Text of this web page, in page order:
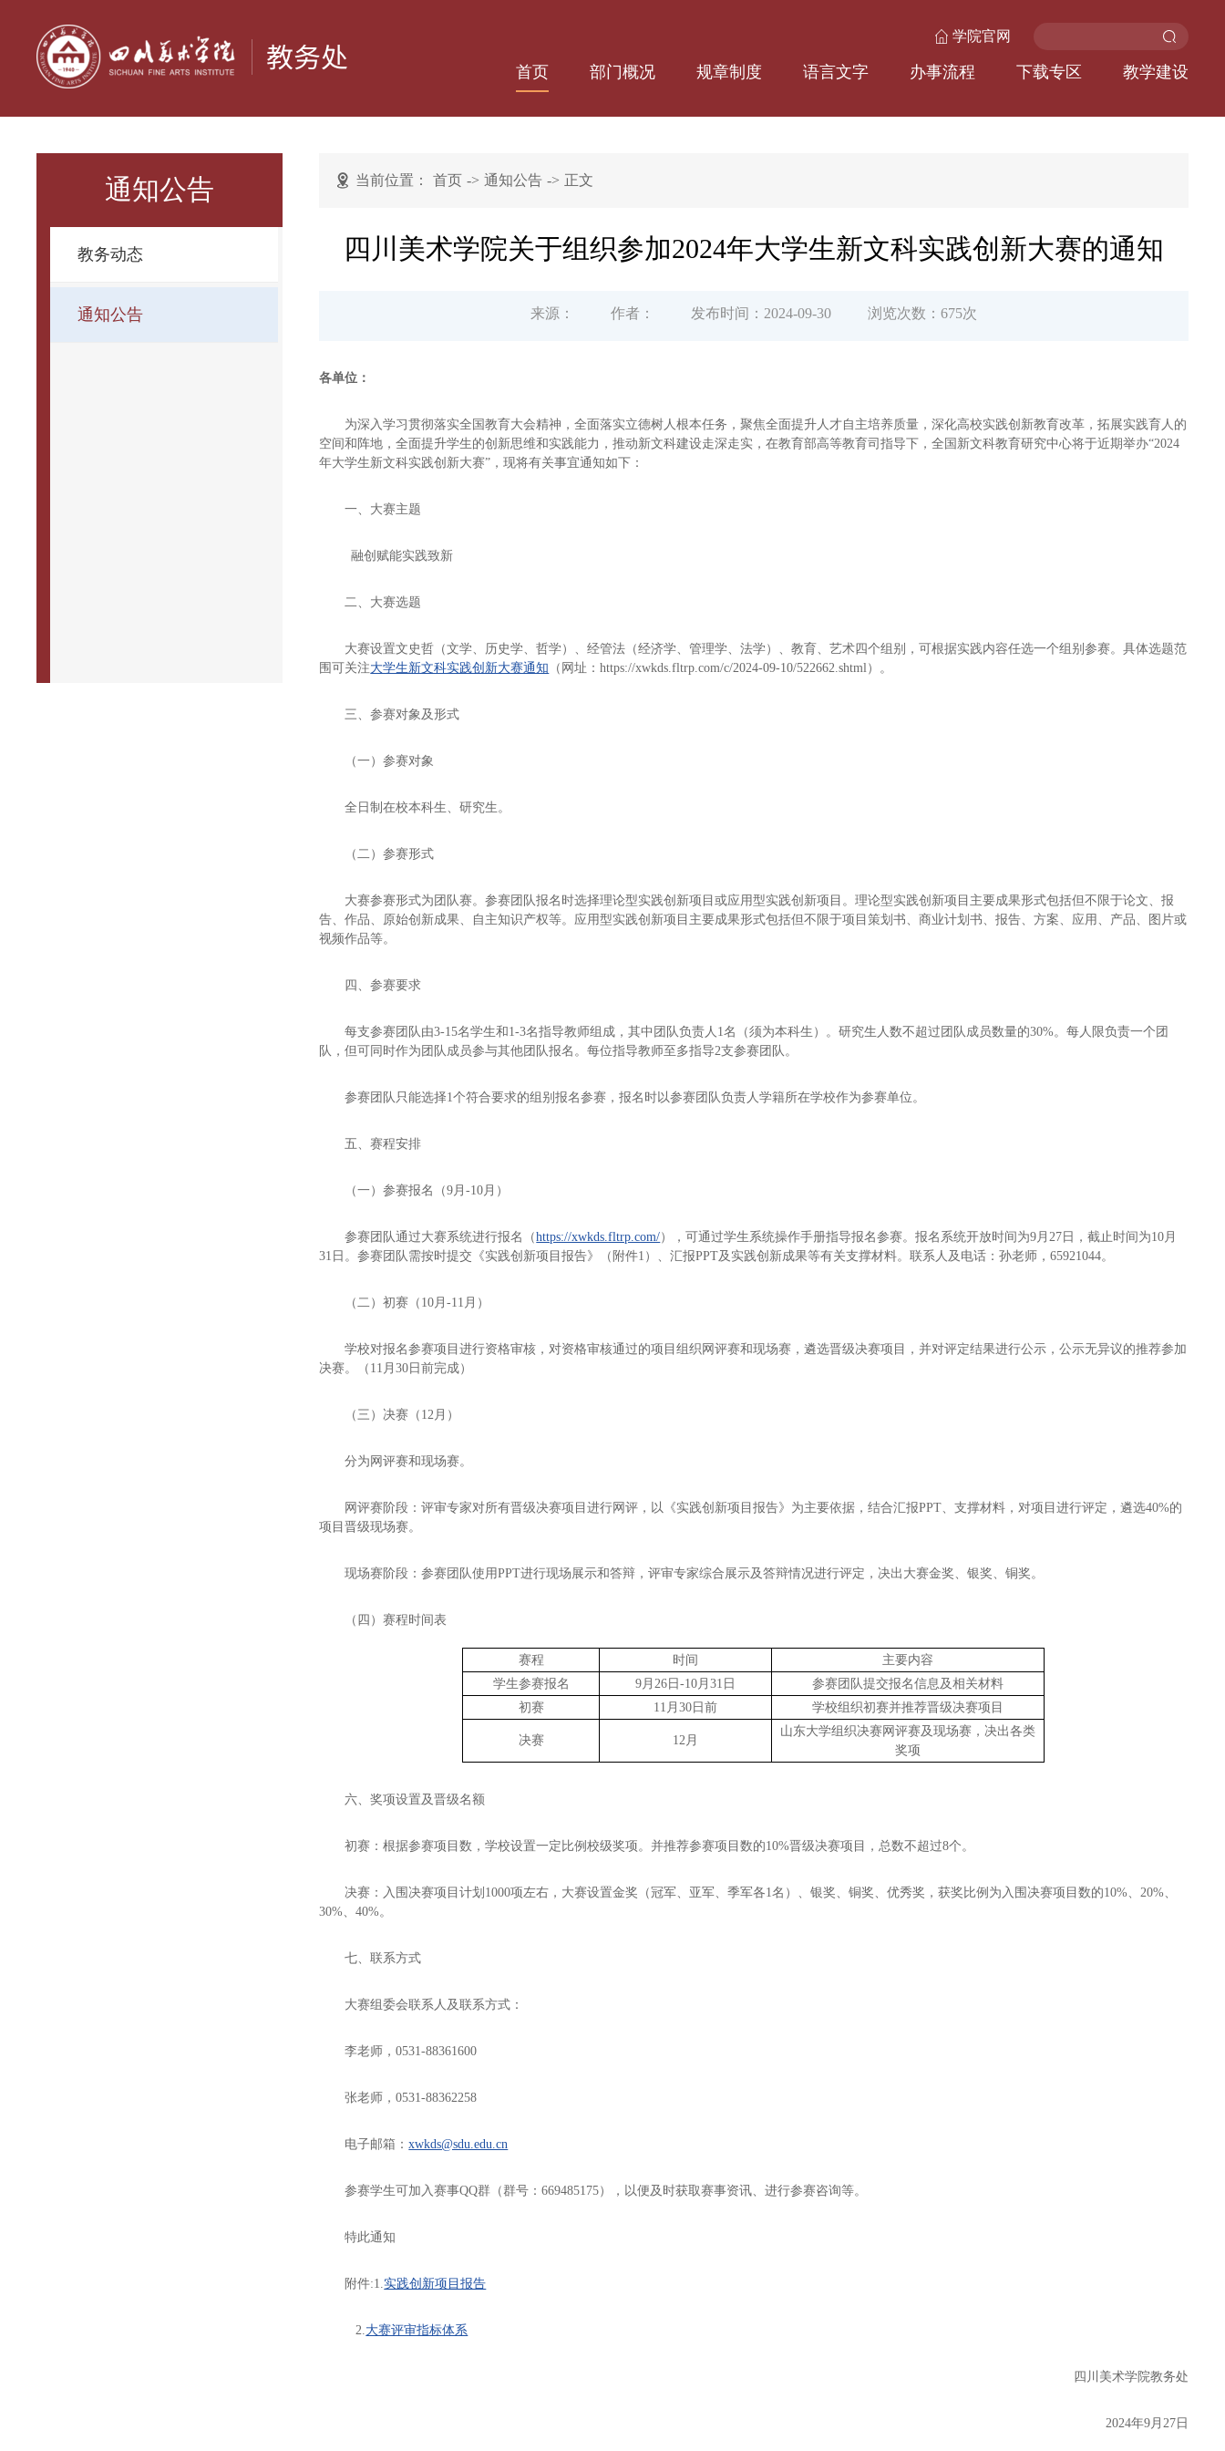
学院官网
首页 部门概况 规章制度 语言文字 办事流程 下载专区 教学建设
通知公告
教务动态
通知公告
当前位置： 首页 -> 通知公告 -> 正文
四川美术学院关于组织参加2024年大学生新文科实践创新大赛的通知
来源： 作者： 发布时间：2024-09-30 浏览次数： 675次
各单位：
为深入学习贯彻落实全国教育大会精神，全面落实立德树人根本任务，聚焦全面提升人才自主培养质量，深化高校实践创新教育改革，拓展实践育人的
空间和阵地，全面提升学生的创新思维和实践能力，推动新文科建设走深走实，在教育部高等教育司指导下，全国新文科教育研究中心将于近期举办“2024
年大学生新文科实践创新大赛”，现将有关事宜通知如下：
一、大赛主题
融创赋能实践致新
二、大赛选题
大赛设置文史哲（文学、历史学、哲学）、经管法（经济学、管理学、法学）、教育、艺术四个组别，可根据实践内容任选一个组别参赛。具体选题范
围可关注大学生新文科实践创新大赛通知 （网址：https://xwkds.fltrp.com/c/2024-09-10/522662.shtml）。
三、参赛对象及形式
（一）参赛对象
全日制在校本科生、研究生。
（二）参赛形式
大赛参赛形式为团队赛。参赛团队报名时选择理论型实践创新项目或应用型实践创新项目。理论型实践创新项目主要成果形式包括但不限于论文、报
告、作品、原始创新成果、自主知识产权等。应用型实践创新项目主要成果形式包括但不限于项目策划书、商业计划书、报告、方案、应用、产品、图片或
视频作品等。
四、参赛要求
每支参赛团队由3-15名学生和1-3名指导教师组成，其中团队负责人1名（须为本科生）。研究生人数不超过团队成员数量的30%。每人限负责一个团
队，但可同时作为团队成员参与其他团队报名。每位指导教师至多指导2支参赛团队。
参赛团队只能选择1个符合要求的组别报名参赛，报名时以参赛团队负责人学籍所在学校作为参赛单位。
五、赛程安排
（一）参赛报名（9月-10月）
参赛团队通过大赛系统进行报名（https://xwkds.fltrp.com/），可通过学生系统操作手册指导报名参赛。报名系统开放时间为9月27日，截止时间为10月
31日。参赛团队需按时提交《实践创新项目报告》（附件1）、汇报PPT及实践创新成果等有关支撑材料。联系人及电话：孙老师，65921044。
（二）初赛（10月-11月）
学校对报名参赛项目进行资格审核，对资格审核通过的项目组织网评赛和现场赛，遴选晋级决赛项目，并对评定结果进行公示，公示无异议的推荐参加
决赛。（11月30日前完成）
（三）决赛（12月）
分为网评赛和现场赛。
网评赛阶段：评审专家对所有晋级决赛项目进行网评，以《实践创新项目报告》为主要依据，结合汇报PPT、支撑材料，对项目进行评定，遴选40%的
项目晋级现场赛。
现场赛阶段：参赛团队使用PPT进行现场展示和答辩，评审专家综合展示及答辩情况进行评定，决出大赛金奖、银奖、铜奖。
（四）赛程时间表
赛程 时间
主要内容
学生参赛报名
9月26日-10月31日
参赛团队提交报名信息及相关材料
初赛
11月30日前 学校组织初赛并推荐晋级决赛项目
决赛 12月
山东大学组织决赛网评赛及现场赛，决出各类
奖项
六、奖项设置及晋级名额
初赛：根据参赛项目数，学校设置一定比例校级奖项。并推荐参赛项目数的10%晋级决赛项目，总数不超过8个。
决赛：入围决赛项目计划1000项左右，大赛设置金奖（冠军、亚军、季军各1名）、银奖、铜奖、优秀奖，获奖比例为入围决赛项目数的10%、20%、
30%、40%。
七、联系方式
大赛组委会联系人及联系方式：
李老师，0531-88361600
张老师，0531-88362258
电子邮箱：xwkds@sdu.edu.cn
参赛学生可加入赛事QQ群（群号：669485175），以便及时获取赛事资讯、进行参赛咨询等。
特此通知
附件:1.实践创新项目报告
2.大赛评审指标体系
四川美术学院教务处
2024年9月27日